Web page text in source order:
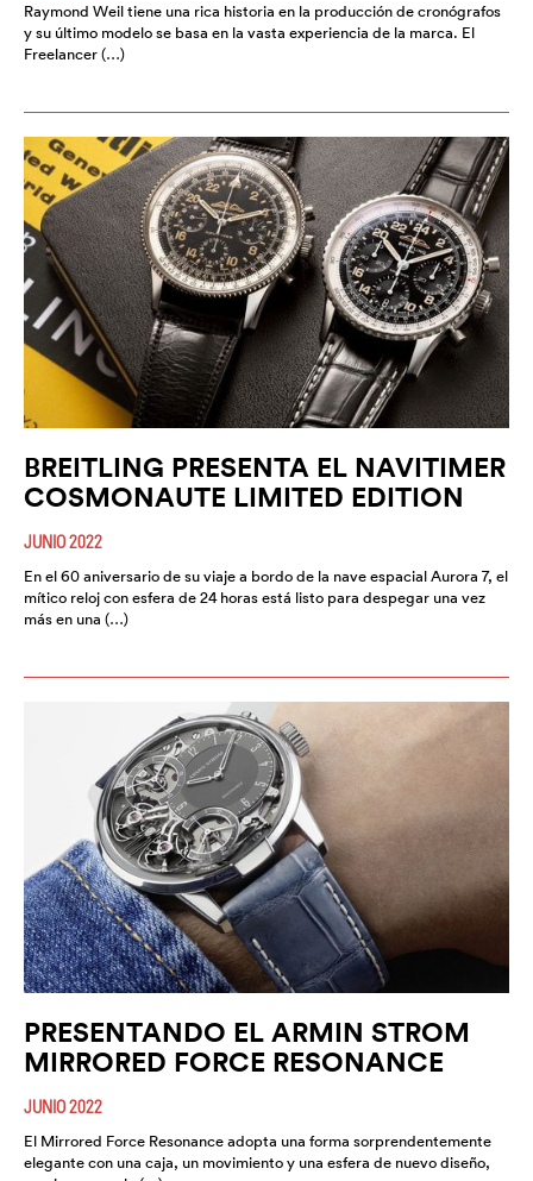
Raymond Weil tiene una rica historia en la producción de cronógrafos
y su último modelo se basa en la vasta experiencia de la marca. El
Freelancer (…)
BREITLING PRESENTA EL NAVITIMER
COSMONAUTE LIMITED EDITION
JUNIO 2022
En el 60 aniversario de su viaje a bordo de la nave espacial Aurora 7, el
mítico reloj con esfera de 24 horas está listo para despegar una vez
más en una (…)
PRESENTANDO EL ARMIN STROM
MIRRORED FORCE RESONANCE
JUNIO 2022
El Mirrored Force Resonance adopta una forma sorprendentemente
elegante con una caja, un movimiento y una esfera de nuevo diseño,